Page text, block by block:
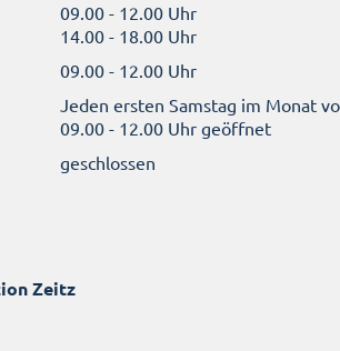
09.00 - 12.00 Uhr
14.00 - 18.00 Uhr
09.00 - 12.00 Uhr
Jeden ersten Samstag im Monat
09.00 - 12.00 Uhr geöffnet
geschlossen
Zeitz